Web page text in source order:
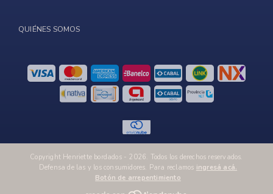
QUIÉNES SOMOS
Copyright Henriette bordados - 2026. Todos los derechos reservados.
Defensa de las y los consumidores. Para reclamos ingresá acá.
Botón de arrepentimiento